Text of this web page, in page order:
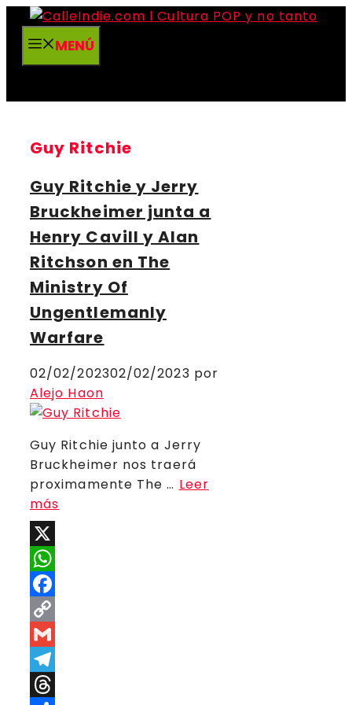
Saltar
contenidoMENÚ
Guy Ritchie
Guy Ritchie y Jerry
Bruckheimer junta a
Henry Cavill y Alan
Ritchson en The
Ministry Of
Ungentlemanly
Warfare
02/02/202302/02/2023 por
Alejo Haon
Guy Ritchie junto a Jerry
Bruckheimer nos traerá
proximamente The … Leer
más
X
WhatsApp
Facebook
Copy
Link
Gmail
Telegram